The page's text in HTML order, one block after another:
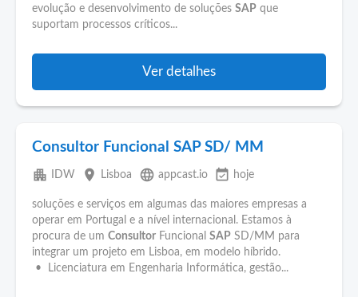
evolução e desenvolvimento de soluções SAP que
suportam processos críticos...
Ver detalhes
Consultor Funcional SAP SD/ MM
apartment IDW place Lisboa language appcast.io event_available hoje
soluções e serviços em algumas das maiores empresas a
operar em Portugal e a nível internacional. Estamos à
procura de um Consultor Funcional SAP SD/MM para
integrar um projeto em Lisboa, em modelo híbrido.
• Licenciatura em Engenharia Informática, gestão...